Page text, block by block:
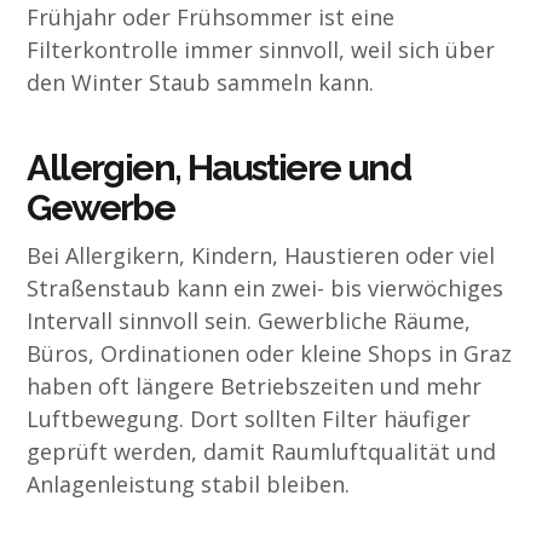
Frühjahr oder Frühsommer ist eine
Filterkontrolle immer sinnvoll, weil sich über
den Winter Staub sammeln kann.
Allergien, Haustiere und
Gewerbe
Bei Allergikern, Kindern, Haustieren oder viel
Straßenstaub kann ein zwei- bis vierwöchiges
Intervall sinnvoll sein. Gewerbliche Räume,
Büros, Ordinationen oder kleine Shops in Graz
haben oft längere Betriebszeiten und mehr
Luftbewegung. Dort sollten Filter häufiger
geprüft werden, damit Raumluftqualität und
Anlagenleistung stabil bleiben.